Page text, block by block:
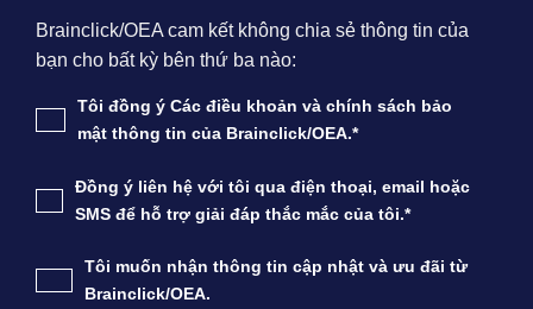
Brainclick/OEA cam kết không chia sẻ thông tin của
bạn cho bất kỳ bên thứ ba nào:
Tôi đồng ý Các điều khoản và chính sách bảo
mật thông tin của Brainclick/OEA.*
Đồng ý liên hệ với tôi qua điện thoại, email hoặc
SMS để hỗ trợ giải đáp thắc mắc của tôi.*
Tôi muốn nhận thông tin cập nhật và ưu đãi từ
Brainclick/OEA.